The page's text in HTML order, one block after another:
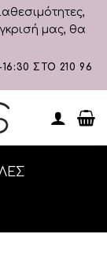
μας, θα
ΣΤΟ 210 96